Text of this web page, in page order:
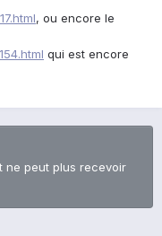
, ou encore le
qui est encore
ne peut plus recevoir